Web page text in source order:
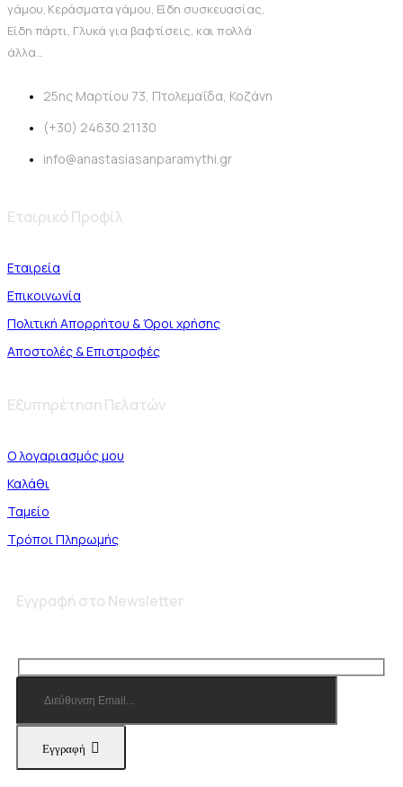
γάμου, Κεράσματα γάμου, Είδη συσκευασίας,
Είδη πάρτι, Γλυκά για βαφτίσεις, και πολλά
άλλα...
25ης Μαρτίου 73, Πτολεμαΐδα, Κοζάνη
(+30) 24630 21130
info@anastasiasanparamythi.gr
Εταιρικό Προφίλ
Εταιρεία
Επικοινωνία
Πολιτική Απορρήτου & Όροι χρήσης
Αποστολές & Επιστροφές
Εξυπηρέτηση Πελατών
Ο λογαριασμός μου
Καλάθι
Ταμείο
Τρόποι Πληρωμής
Εγγραφή στο Newsletter
Εγγραφή